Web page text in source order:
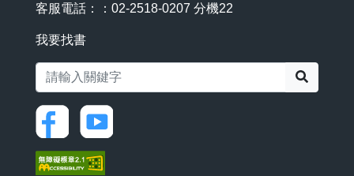
客服電話：：02-2518-0207 分機22
我要找書